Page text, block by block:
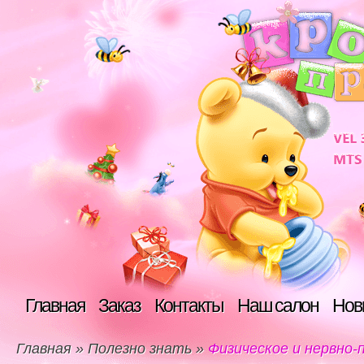
Главная Заказ Контакты Наш салон
Главная » Полезно знать » Физическое и нервно-